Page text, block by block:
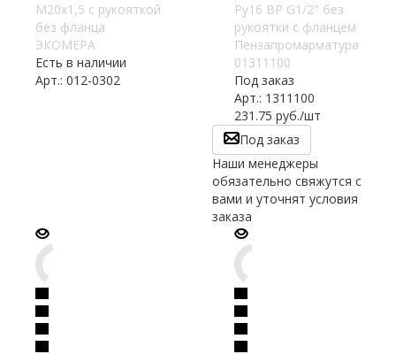
М20х1,5 с рукояткой
без фланца
ЭКОМЕРА
Есть в наличии
Арт.: 012-0302
Ру16 ВР G1/2" без
рукоятки с фланцем
Пензапромарматура
01311100
Под заказ
Арт.: 1311100
231.75 руб./шт
Под заказ
Наши менеджеры
обязательно свяжутся с
вами и уточнят условия
заказа